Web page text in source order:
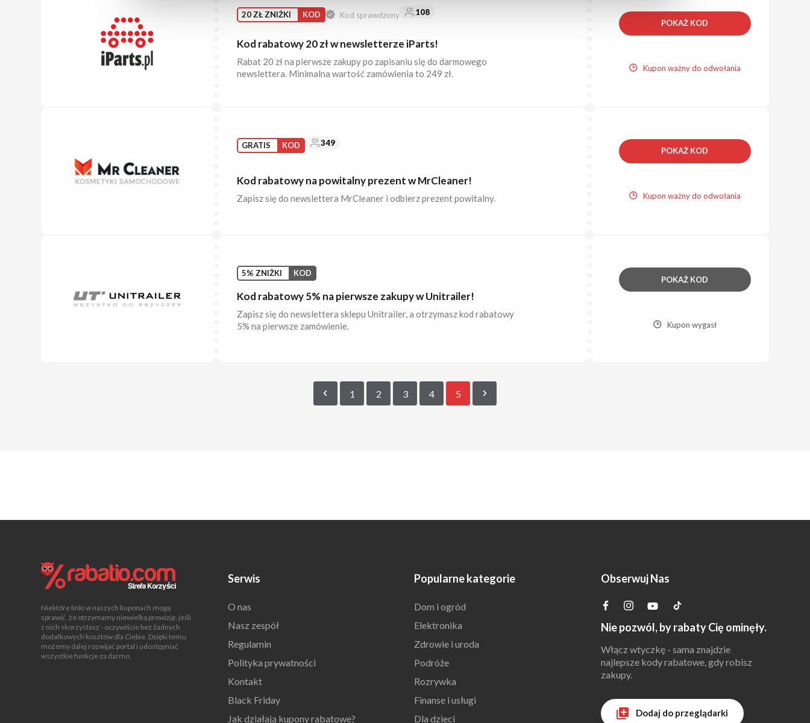
20 ZŁ ZNIŻKI KOD Kod sprawdzony 108
Kod rabatowy 20 zł w newsletterze iParts!
Rabat 20 zł na pierwsze zakupy po zapisaniu się do darmowego
newslettera. Minimalna wartość zamówienia to 249 zł.
POKAŻ KOD
Kupon ważny do odwołania
GRATIS KOD 349
Kod rabatowy na powitalny prezent w MrCleaner!
Zapisz się do newslettera MrCleaner i odbierz prezent powitalny.
POKAŻ KOD
Kupon ważny do odwołania
5% ZNIŻKI KOD
Kod rabatowy 5% na pierwsze zakupy w Unitrailer!
Zapisz się do newslettera sklepu Unitrailer, a otrzymasz kod rabatowy
5% na pierwsze zamówienie.
POKAŻ KOD
Kupon wygasł
1 2 3 4 5
Niektóre linki w naszych kuponach mogą
sprawić, że otrzymamy niewielką prowizję, jeśli
z nich skorzystasz - oczywiście bez żadnych
dodatkowych kosztów dla Ciebie. Dzięki temu
możemy dalej rozwijać portal i udostępniać
wszystkie funkcje za darmo.
Serwis
O nas
Nasz zespół
Regulamin
Polityka prywatności
Kontakt
Black Friday
Jak działają kupony rabatowe?
Popularne kategorie
Dom i ogród
Elektronika
Zdrowie i uroda
Podróże
Rozrywka
Finanse i usługi
Dla dzieci
Obserwuj Nas
Nie pozwól, by rabaty Cię ominęły.
Włącz wtyczkę - sama znajdzie
najlepsze kody rabatowe, gdy robisz
zakupy.
Dodaj do przeglądarki